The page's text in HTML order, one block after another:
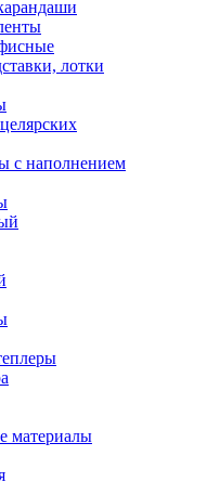
лотки
с наполнением
материалы